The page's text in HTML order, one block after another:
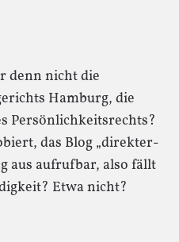
denn nicht die
Hamburg, die
Persönlichkeitsrechts?
das Blog „direkter-
aus aufrufbar, also fällt
Etwa nicht?